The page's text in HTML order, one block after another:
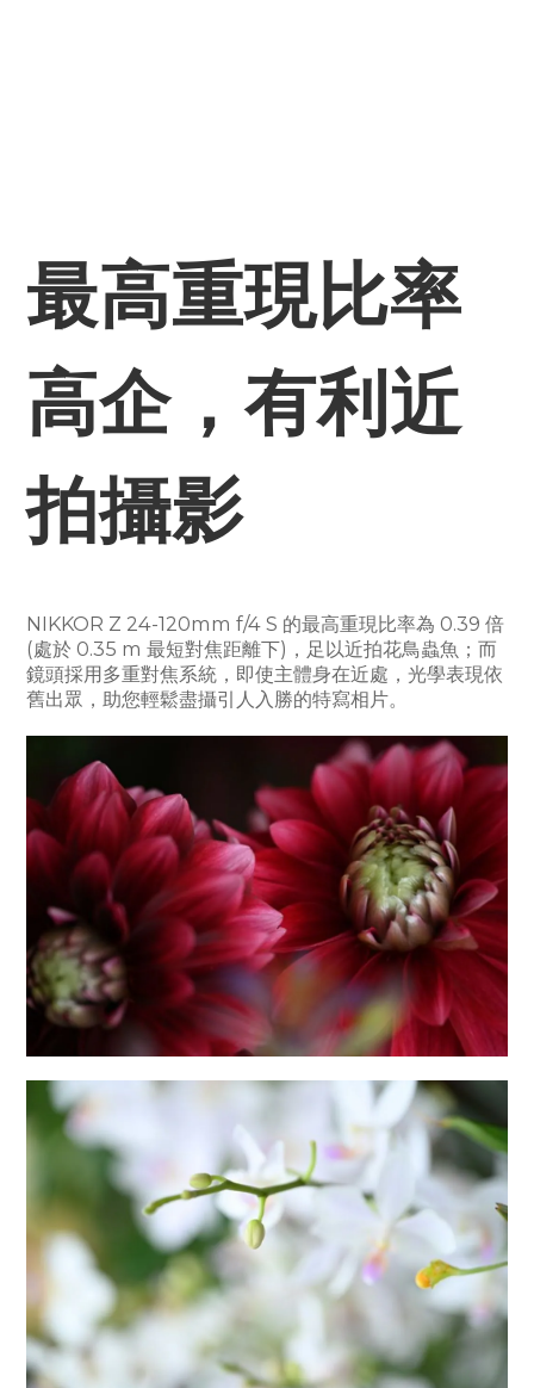
最高重現比率
高企，有利近
拍攝影
NIKKOR Z 24-120mm f/4 S 的最高重現比率為 0.39 倍
(處於 0.35 m 最短對焦距離下)，足以近拍花鳥蟲魚；而
鏡頭採用多重對焦系統，即使主體身在近處，光學表現依
舊出眾，助您輕鬆盡攝引人入勝的特寫相片。